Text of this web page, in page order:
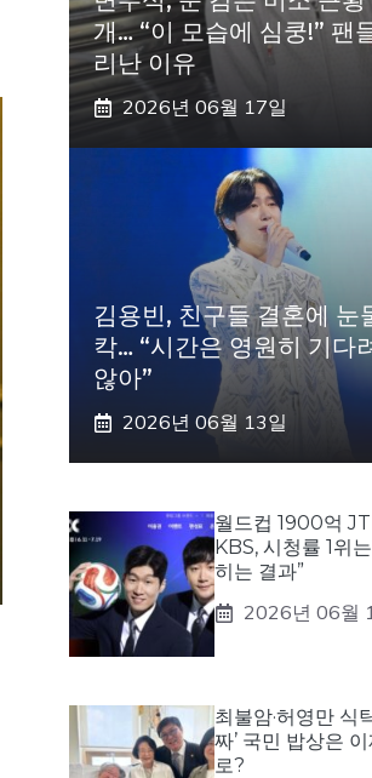
개… “이 모습에 심쿵!” 팬
리난 이유
2026년 06월 17일
김용빈, 친구들 결혼에 눈
칵… “시간은 영원히 기다
않아”
2026년 06월 13일
월드컵 1900억
KBS, 시청률 1위
히는 결과”
2026년 06월
최불암·허영만 식
짜’ 국민 밥상은
로?